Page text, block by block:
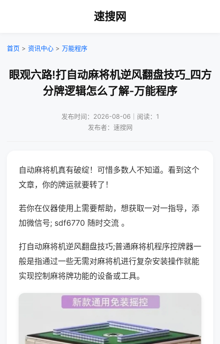
速搜网
首页 > 资讯中心 > 万能程序
眼观六路!打自动麻将机逆风翻盘技巧_四方
分牌逻辑怎么了解-万能程序
发布时间：2026-08-06｜阅读：1
发布者：速搜网
自动麻将机真有破绽！可惜多数人不知道。看到这个
文章，你的牌运就要转了！
若你在仪器使用上需要帮助，想获取一对一指导，添
加微信号; sdf6770 随时交流 。
打自动麻将机逆风翻盘技巧;普通麻将机程序控牌器一
般是指通过一些无需对麻将机进行复杂安装操作就能
实现控制麻将牌功能的设备或工具。